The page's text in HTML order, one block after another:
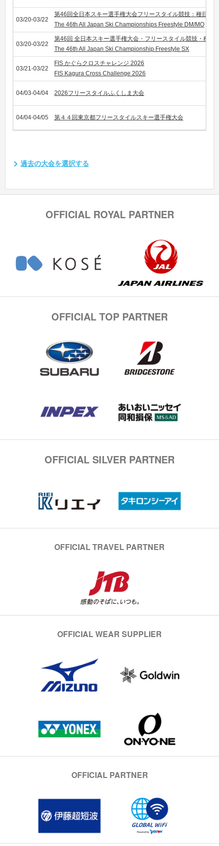
03/20-03/22
第46回全日本スキー選手権大会フリースタイル競技：種目デ
The 46th All Japan Ski Championships Freestyle DM/MO
03/20-03/22
第46回 全日本スキー選手権大会・フリースタイル競技・種目
The 46th All Japan Ski Championship Freestyle SX
03/21-03/22
FIS かぐらクロスチャレンジ 2026
FIS Kagura Cross Challenge 2026
04/03-04/04 2026フリースタイルふくしま大会
04/04-04/05 第４４回東京都フリースタイルスキー選手権大会
過去の大会を選択する
OFFICIAL ROYAL PARTNER
OFFICIAL TOP PARTNER
OFFICIAL SILVER PARTNER
OFFICIAL TRAVEL PARTNER
OFFICIAL WEAR SUPPLIER
OFFICIAL PARTNER